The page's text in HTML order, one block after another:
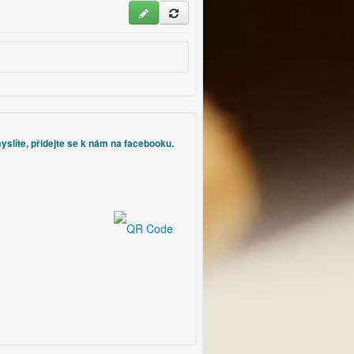
lepší udělat z těsta dvě
časopisů byl tento návod
zveřejněn a dostal se až k
uranových dolech, či něco
podobného.|
Naprosto senzační je na
zavařování elektrický
zavařovací automat, kde
sterilovací teplotu a délku
zavařování. Automat sám již
potom zvedá teplotu na námi
nastavenou hranici, a jak ji
přidejte se k nám na facebooku.